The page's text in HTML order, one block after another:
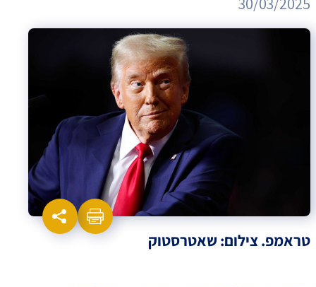
טראמפ. צילום: שאטרסטוק